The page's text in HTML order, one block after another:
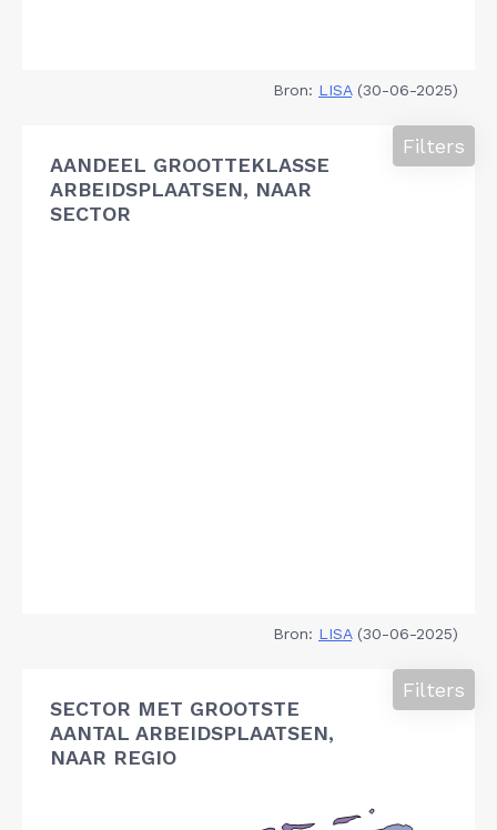
Bron: LISA(30-06-2025)
AANDEEL GROOTTEKLASSE
ARBEIDSPLAATSEN, NAAR
SECTOR
Filters
Bron: LISA(30-06-2025)
SECTOR MET GROOTSTE
AANTAL ARBEIDSPLAATSEN,
NAAR REGIO
Filters